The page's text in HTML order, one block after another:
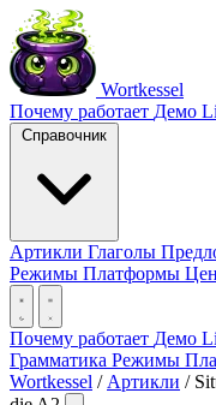
Wortkessel
Почему работает Демо
Справочник
Артикли Глаголы
Режимы Платформы
Почему работает Демо
Грамматика Режимы
Wortkessel / Артикли /